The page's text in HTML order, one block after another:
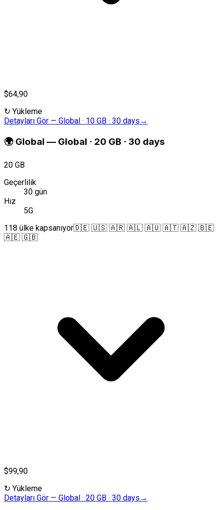
$64,90
↻ Yükleme
Detayları Gör — Global · 10 GB · 30 days →
🌍 Global — Global · 20 GB · 30 days
20 GB
Geçerlilik
30 gün
Hız
5G
118 ülke kapsanıyor🇩🇪 🇺🇸 🇦🇷 🇦🇱 🇦🇺 🇦🇹 🇦🇿 🇧🇪
🇦🇪 🇬🇧
$99,90
↻ Yükleme
Detayları Gör — Global · 20 GB · 30 days →